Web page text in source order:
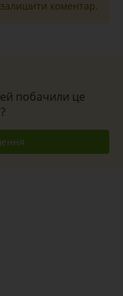
коментар.
побачили це